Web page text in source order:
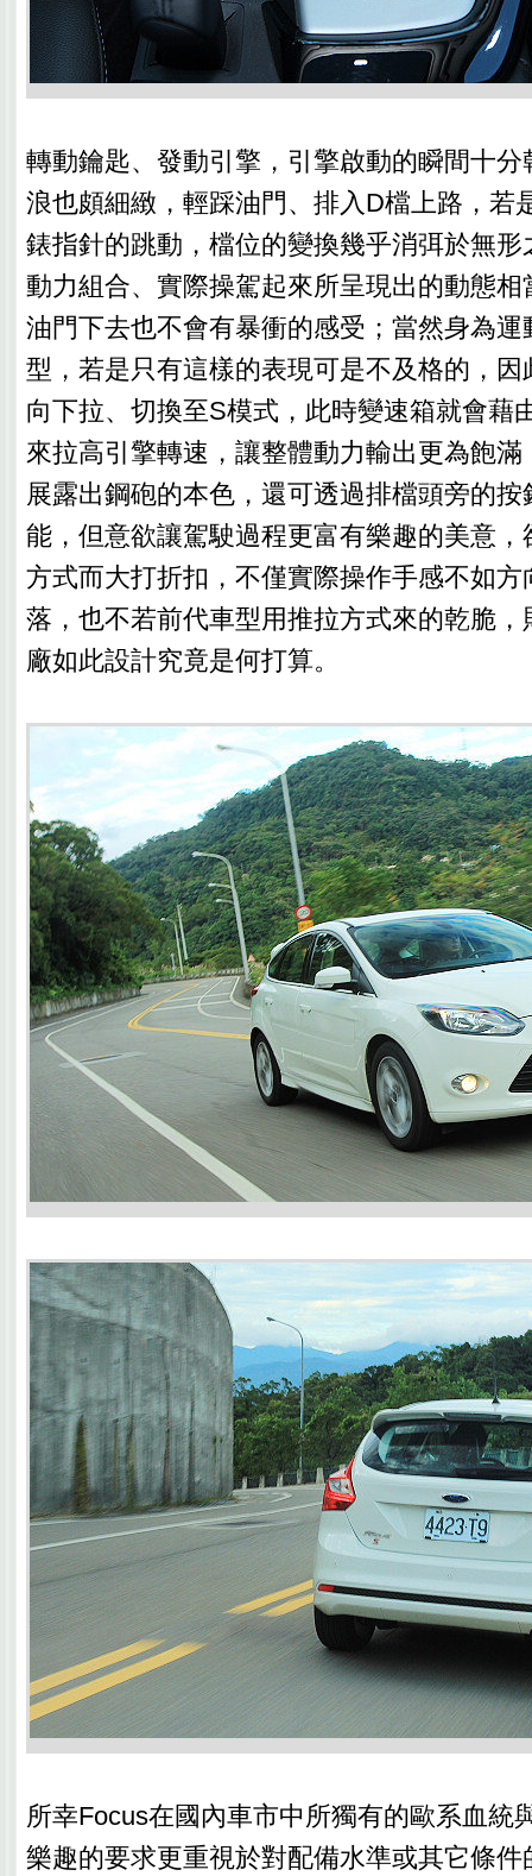
轉動鑰匙、發動引擎，引擎啟動的瞬間十
浪也頗細緻，輕踩油門、排入D檔上路，若
錶指針的跳動，檔位的變換幾乎消弭於無
動力組合、實際操駕起來所呈現出的動態
油門下去也不會有暴衝的感受；當然身為
型，若是只有這樣的表現可是不及格的，
向下拉、切換至S模式，此時變速箱就會藉
來拉高引擎轉速，讓整體動力輸出更為飽滿
展露出鋼砲的本色，還可透過排檔頭旁的
能，但意欲讓駕駛過程更富有樂趣的美意
方式而大打折扣，不僅實際操作手感不如
落，也不若前代車型用推拉方式來的乾脆
廠如此設計究竟是何打算。
所幸Focus在國內車市中所獨有的歐系血統
樂趣的要求更重視於對配備水準或其它條